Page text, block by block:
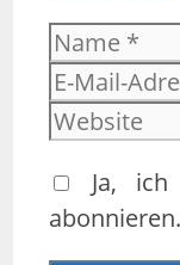
Name
E-
Mail-
Adresse
Website
Ja, ich
abonnieren.